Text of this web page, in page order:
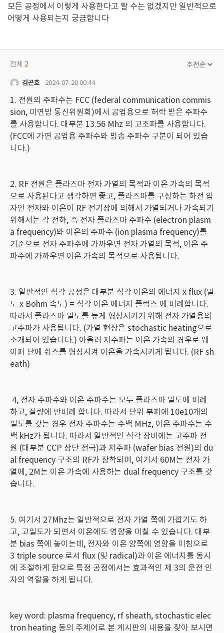
모든 공정에서 이렇게 사용한다고 할 수는 없겠지만 일반적으로
어떻게 사용되는지 궁금합니다
전체 2
김곤호 2024-07-20 00:44
1. 전원의 주파수는 FCC (federal communication commis
sion, 미연방 통신위원회)에서 공업용으로 허락 받은 주파수
를 사용합니다. 대부분 13.56 Mhz 의 고조파를 사용합니다.
(FCC에 가면 공업용 주파수와 방송 주파수 구분이 되어 있습
니다.)
2. RF 전원은 플라즈마 전자 가열의 목적과 이온 가속의 목적
으로 사용된다고 생각하면 좋고, 플라즈마를 구성하는 하전 입
자인 전자와 이온이 RF 전기장에 의해서 가열되거나 가속되기
위해서는 각 전하, 즉 전자 플라즈마 주파수 (electron plasm
a frequency)와 이온의 주파수 (ion plasma frequency)를
기준으로 전자 주파수에 가까우면 전자 가열의 목적, 이온 주
파수에 가까우면 이온 가속의 목적으로 사용됩니다.
3. 일반적인 식각 공정은 대부분 식각 이온의 에너지 x flux (밀
도 x Bohm 속도) = 식각 이온 에너지 플럭스 에 비례합니다.
따라서 플라즈마 밀도를 높게 형성시키기 위해 전자 가열용의
고주파가 사용됩니다. (가열 현상은 stochastic heating으로
소개되어 있습니다.) 아울러 저주파는 이온 가속의 경우로 웨
이퍼 단에 쉬스를 형성시켜 이온을 가속시키게 됩니다. (RF sh
eath)
4, 전자 주파수와 이온 주파수는 모두 플라즈마 밀도에 비례
하고, 질량에 반비례 합니다. 따라서 단위 부피에 10e10개의
밀도를 갖는 경우 전자 주파수는 수백 MHz, 이온 주파수는 수
백 kHz가 됩니다. 따라서 일반적인 식각 장비에는 고주파 전
원 (대부분 CCP 상단 전극)과 저주파 (wafer bias 전원)의 du
al frequency 구조의 RF가 장착되며, 여기서 60M는 전자 가
열에, 2M는 이온 가속에 사용하는 dual frequency 구조를 갖
습니다.
5. 여기서 27Mhz는 일반적으로 전자 가열 쪽에 가깝기도 하
고, 고밀도가 되면서 이온에도 영향을 미칠 수 있습니다. 대부
분 bias 쪽에 놓이는데, 전자와 이온 양쪽에 영향을 미침으로
3 triple source 로서 flux (및 radical)과 이온 에너지를 동시
에 조절하게 함으로 특정 공정에서는 효과적인 제 3의 운전 인
자의 역할을 하게 됩니다.
key word: plasma frequency, rf sheath, stochastic elec
tron heating 등의 주제어로 본 게시판의 내용을 찾아 보시면